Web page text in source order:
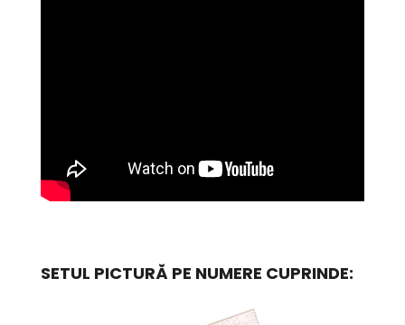
SETUL PICTURĂ PE NUMERE CUPRINDE: